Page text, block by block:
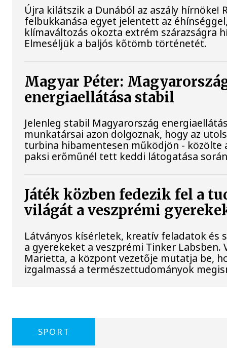
Újra kilátszik a Dunából az aszály hírnöke!
felbukkanása egyet jelentett az
klímaváltozás okozta extrém szárazságra
Elmeséljük a baljós kőtömb történetét.
Magyar Péter:
energiaellátása stabil
Jelenleg stabil Magyarország
munkatársai azon dolgoznak, hogy az
turbina hibamentesen működjön - közölte
paksi erőműnél tett keddi látogatása
Játék közben fedezik fel a
világát a veszprémi
Látványos kísérletek, kreatív feladatok és
a gyerekeket a veszprémi Tinker Labsben.
Marietta, a központ vezetője mutatja be,
izgalmassá a természettudományok
SPORT